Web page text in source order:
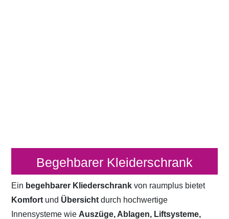
Begehbarer Kleiderschrank
Ein begehbarer Kliederschrankvon raumplus bietet
Komfort und Übersicht durch hochwertige
Innensysteme wie Auszüge, Ablagen, Liftsysteme,